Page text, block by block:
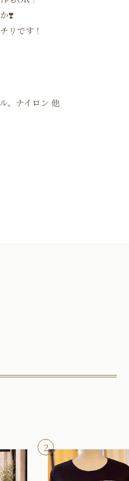
❣️
リです！
、ナイロン 他